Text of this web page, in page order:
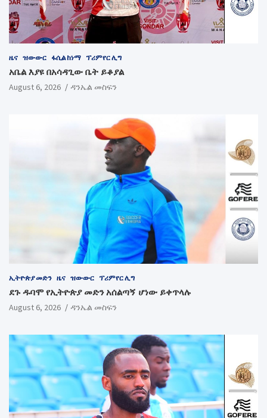
ዜና ዝውውር ፋሲል ከነማ ፕሪምየር ሊግ
አቤል እያዩ በአሳዳጊው ቤት ይቆያል
August 6, 2026 ዳንኤል መስፍን
ኢትዮጵያ መድን ዜና ዝውውር ፕሪምየር ሊግ
ደጉ ዱባሞ የኢትዮጵያ መድን አሰልጣኝ ሆነው ይቀጥላሉ
August 6, 2026 ዳንኤል መስፍን